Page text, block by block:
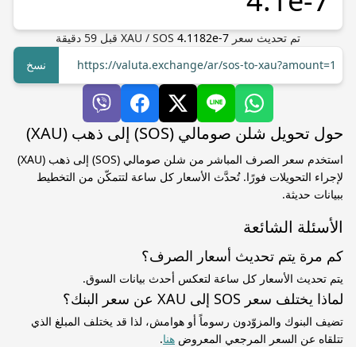
تم تحديث سعر XAU / SOS 4.1182e-7 قبل 59 دقيقة
https://valuta.exchange/ar/sos-to-xau?amount=1
نسخ
حول تحويل شلن صومالي (SOS) إلى ذهب (XAU)
استخدم سعر الصرف المباشر من شلن صومالي (SOS) إلى ذهب (XAU)
لإجراء التحويلات فورًا. تُحدَّث الأسعار كل ساعة لتتمكّن من التخطيط
ببيانات حديثة.
الأسئلة الشائعة
كم مرة يتم تحديث أسعار الصرف؟
يتم تحديث الأسعار كل ساعة لتعكس أحدث بيانات السوق.
لماذا يختلف سعر SOS إلى XAU عن سعر البنك؟
تضيف البنوك والمزوّدون رسوماً أو هوامش، لذا قد يختلف المبلغ الذي
تتلقاه عن السعر المرجعي المعروض هنا.